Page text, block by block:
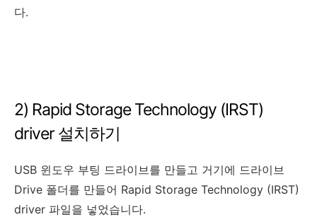
다.
2) Rapid Storage Technology (IRST)
driver 설치하기
USB 윈도우 부팅 드라이브를 만들고 거기에 드라이브
Drive 폴더를 만들어 Rapid Storage Technology (IRST)
driver 파일을 넣었습니다.